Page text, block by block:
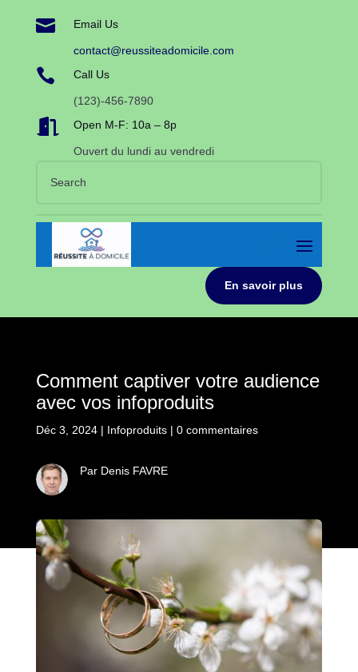
 Email Us
contact@reussiteadomicile.com
 Call Us
(123)-456-7890
 Open M-F: 10a – 8p
Ouvert du lundi au vendredi
En savoir plus
Comment captiver votre audience
avec vos infoproduits
Déc 3, 2024| Infoproduits| 0 commentaires
Par Denis FAVRE